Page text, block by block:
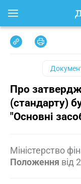
Про
(стандарту)
"Основні
Міністерство
Положення від